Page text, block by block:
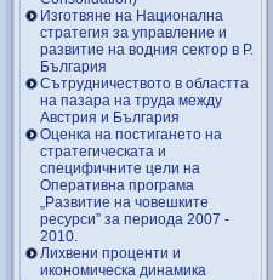
Изготвяне на Национална
стратегия за управление и
развитие на водния сектор в Р.
България
Сътрудничеството в областта
на пазара на труда между
Австрия и България
Оценка на постигането на
стратегическата и
специфичните цели на
Оперативна програма
„Развитие на човешките
ресурси” за периода 2007 ‑
2010.
Лихвени проценти и
икономическа динамика